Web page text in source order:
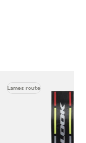
Lames route